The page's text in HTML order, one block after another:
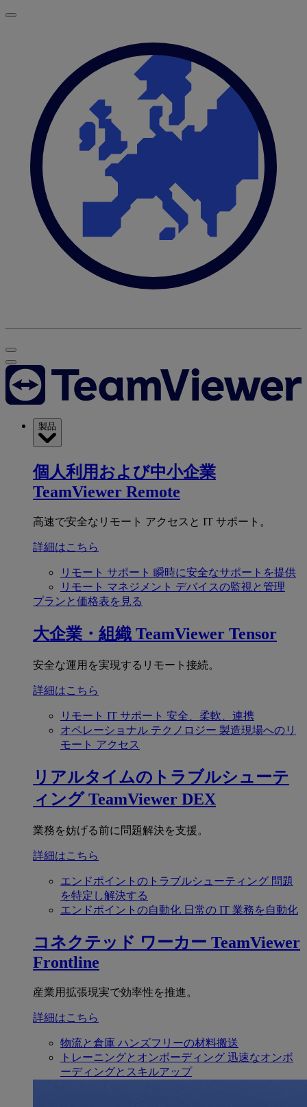
製品
個人利用および中小企業
TeamViewer Remote
高速で安全なリモート アクセスと IT サポート。
詳細はこちら
リモート サポート 瞬時に安全なサポートを提供
リモート マネジメント デバイスの監視と管理
プランと価格表を見る
大企業・組織 TeamViewer Tensor
安全な運用を実現するリモート接続。
詳細はこちら
リモート IT サポート 安全、柔軟、連携
オペレーショナル テクノロジー 製造現場へのリ
モート アクセス
リアルタイムのトラブルシューテ
ィング TeamViewer DEX
業務を妨げる前に問題解決を支援。
詳細はこちら
エンドポイントのトラブルシューティング 問題
を特定し解決する
エンドポイントの自動化 日常の IT 業務を自動化
コネクテッド ワーカー TeamViewer
Frontline
産業用拡張現実で効率性を推進。
詳細はこちら
物流と倉庫 ハンズフリーの材料搬送
トレーニングとオンボーディング 迅速なオンボ
ーディングとスキルアップ